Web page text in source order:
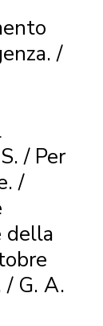
/
/ Per
/
della
/ G. A.